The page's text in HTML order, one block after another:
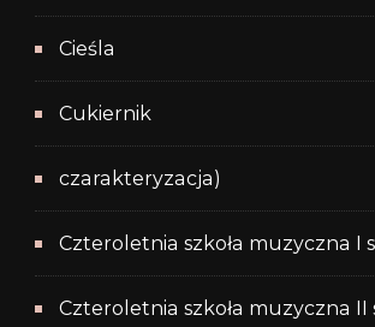
Cieśla
Cukiernik
czarakteryzacja)
Czteroletnia szkoła muzyczna I
Czteroletnia szkoła muzyczna II